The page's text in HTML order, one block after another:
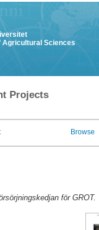
Sciences
Projects
Browse
för GROT.